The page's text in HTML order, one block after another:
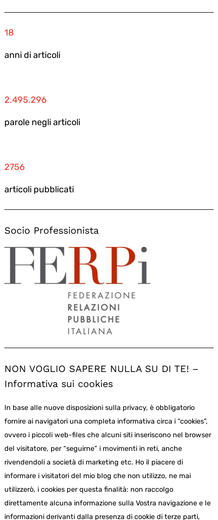
18
anni di articoli
2.495.296
parole negli articoli
2756
articoli pubblicati
Socio Professionista
NON VOGLIO SAPERE NULLA SU DI TE! –
Informativa sui cookies
In base alle nuove disposizioni sulla privacy, è obbligatorio
fornire ai navigatori una completa informativa circa i “cookies”,
ovvero i piccoli web-files che alcuni siti inseriscono nel browser
del visitatore, per “seguirne” i movimenti in reti, anche
rivendendoli a società di marketing etc. Ho il piacere di
informare i visitatori del mio blog che non utilizzo, ne mai
utilizzerò, i cookies per questa finalità: non raccolgo
direttamente alcuna informazione sulla Vostra navigazione e le
informazioni derivanti dalla presenza di cookie di terze parti,